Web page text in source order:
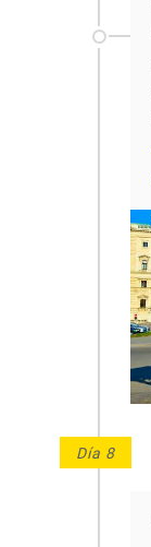
Día 8